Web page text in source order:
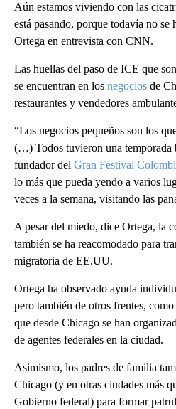
Aún estamos viviendo con las
está pasando, porque todavía no se
Ortega en entrevista con CNN.
Las huellas del paso de ICE que
se encuentran en los negocios de
restaurantes y vendedores
“Los negocios pequeños son los
(…) Todos tuvieron una temporada
fundador del Gran Festival
lo más que pueda yendo a varios
veces a la semana, visitando las
A pesar del miedo, dice Ortega, la
también se ha reacomodado para
migratoria de EE.UU.
Ortega ha observado ayuda
pero también de otros frentes,
que desde Chicago se han
de agentes federales en la ciudad.
Asimismo, los padres de familia
Chicago (y en otras ciudades más
Gobierno federal) para formar